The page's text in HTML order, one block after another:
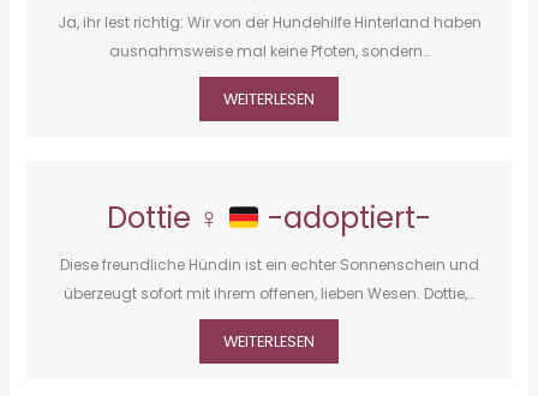
Ja, ihr lest richtig: Wir von der Hundehilfe Hinterland haben
ausnahmsweise mal keine Pfoten, sondern…
WEITERLESEN
Dottie ♀ -adoptiert-
Diese freundliche Hündin ist ein echter Sonnenschein und
überzeugt sofort mit ihrem offenen, lieben Wesen. Dottie,…
WEITERLESEN